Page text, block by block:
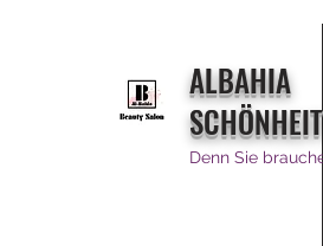
ALBAHIA
Denn Sie